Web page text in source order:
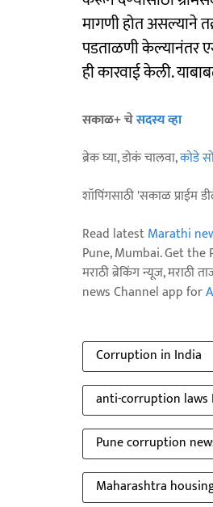
मागणी होत असल्याने
पडताळणी केल्यानंतर
ही कारवाई केली.
सकाळ+ चेसदस्य व्हा
ब्रेक घ्या, डोकं चालवा,कोडे
शॉपिंगसाठी 'सकाळ प्राईम
Read latestMarathi
Pune, Mumbai. Get the
मराठी ब्रेकिंग न्यूज,
news Channel app for
Corruption in India
anti-corruption laws
Pune corruption
Maharashtra